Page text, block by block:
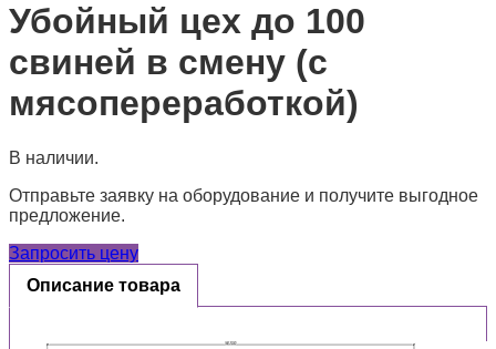
Убойный цех до 100
свиней в смену (с
мясопереработкой)
В наличии.
Отправьте заявку на оборудование и получите выгодное
предложение.
Запросить цену
Описание товара